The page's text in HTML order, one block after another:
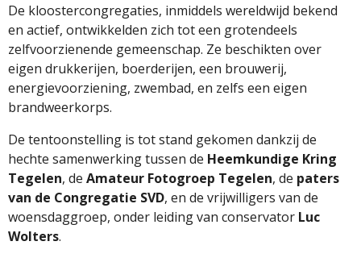
De kloostercongregaties, inmiddels wereldwijd bekend
en actief, ontwikkelden zich toteen grotendeels
zelfvoorzienende gemeenschap. Ze beschikten over
eigen drukkerijen, boerderijen, een brouwerij,
energievoorziening, zwembad, en zelfs een eigen
brandweerkorps.
De tentoonstelling is totstand gekomen dankzij de
hechte samenwerkingtussen de Heemkundige Kring
Tegelen, de Amateur Fotogroep Tegelen, de paters
van de Congregatie SVD, en de vrijwilligers van de
woensdaggroep, onder leidingvan conservator Luc
Wolters.